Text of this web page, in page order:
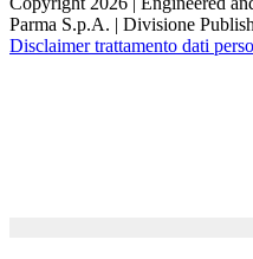
Parma S.p.A. | Divisione
Disclaimer trattamento dati